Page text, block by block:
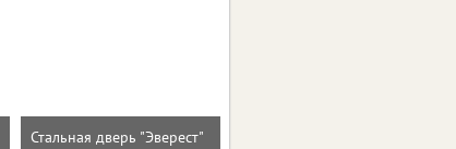
Стальная дверь "Эверест"